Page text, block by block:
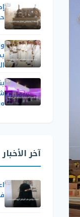
آخر الأخبار